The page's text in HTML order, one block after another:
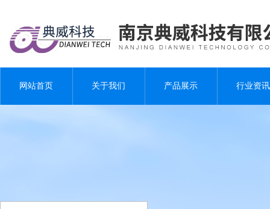
网站首页 关于我们 产品展示 行业资讯